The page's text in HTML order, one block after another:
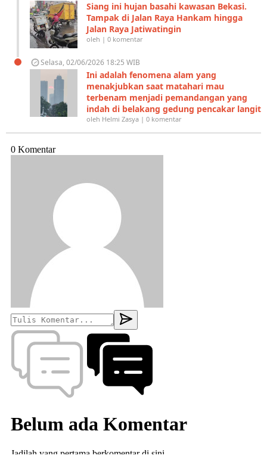
Siang ini hujan basahi kawasan Bekasi.
Tampak di Jalan Raya Hankam hingga
Jalan Raya Jatiwatingin
oleh | 0 komentar
Selasa, 02/06/2026 18:25 WIB
Ini adalah fenomena alam yang
menakjubkan saat matahari mau
terbenam menjadi pemandangan yang
indah di belakang gedung pencakar langit
oleh Helmi Zasya | 0 komentar